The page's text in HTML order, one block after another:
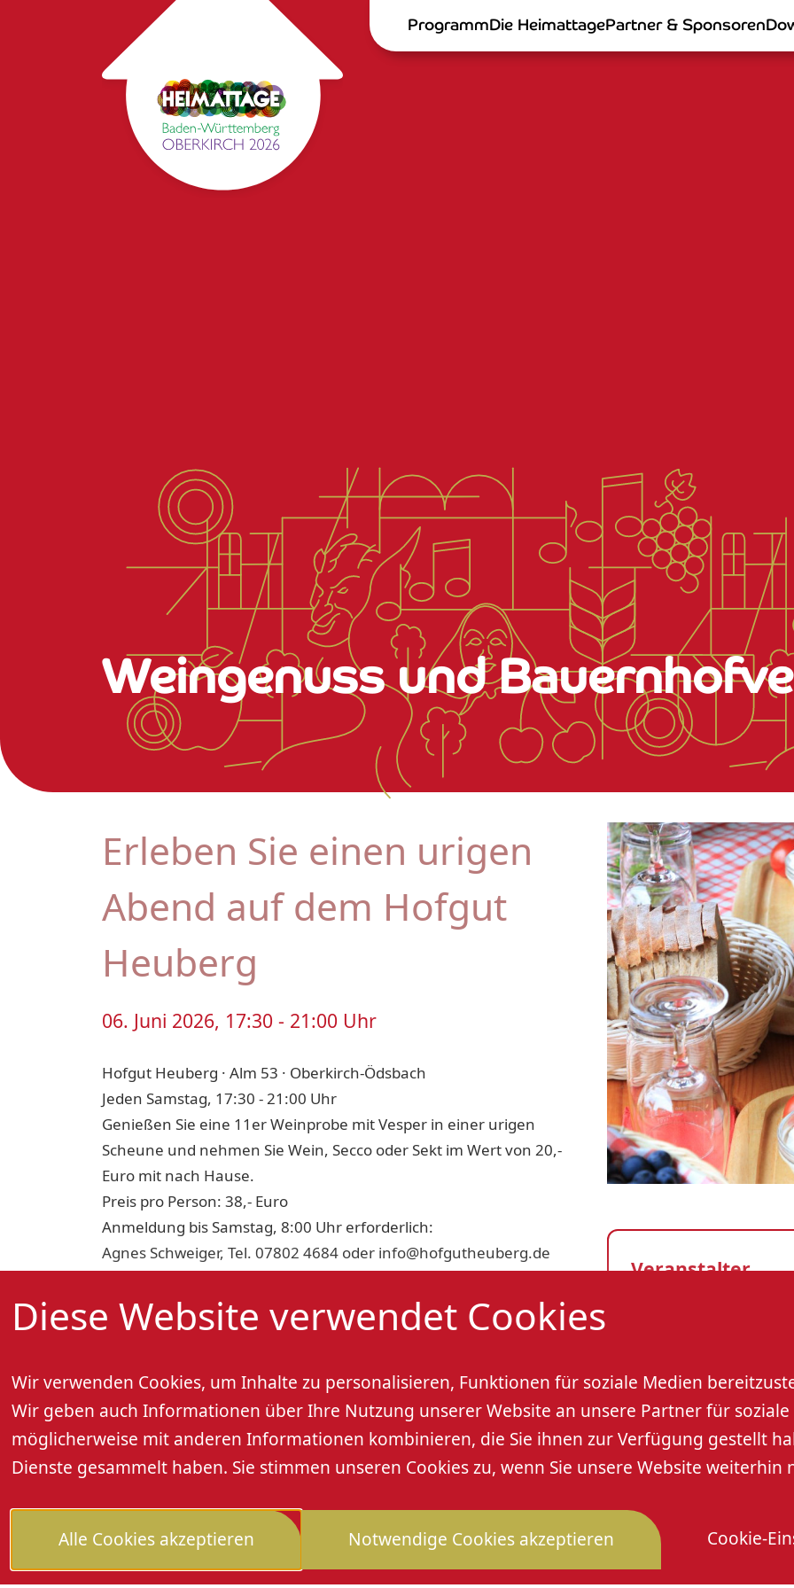
Diese Website verwendet Cookies
Wir verwenden Cookies, um Inhalte zu personalisieren, Funktionen für soziale Medien
Wir geben auch Informationen über Ihre Nutzung unserer Website an unsere Partner für
möglicherweise mit anderen Informationen kombinieren, die Sie ihnen zur Verfügung gestellt
Dienste gesammelt haben. Sie stimmen unseren Cookies zu, wenn Sie unsere Website weiterhin
Alle Cookies akzeptieren Notwendige Cookies akzeptieren Cookie-
ProgrammDie HeimattagePartner & Sponsoren
Weingenuss und
Erleben Sie einen urigen
Abend auf dem Hofgut
Heuberg
06. Juni 2026, 17:30 - 21:00 Uhr
Hofgut Heuberg · Alm 53 · Oberkirch-Ödsbach
Jeden Samstag, 17:30 - 21:00 Uhr
Genießen Sie eine 11er Weinprobe mit Vesper in einer urigen
Scheune und nehmen Sie Wein, Secco oder Sekt im Wert von 20,-
Euro mit nach Hause.
Preis pro Person: 38,- Euro
Anmeldung bis Samstag, 8:00 Uhr erforderlich:
Agnes Schweiger, Tel. 07802 4684 oder info@hofgutheuberg.de
Veranstalter
Hofgut Heuberg
Alm 53
77704 Oberkirch-